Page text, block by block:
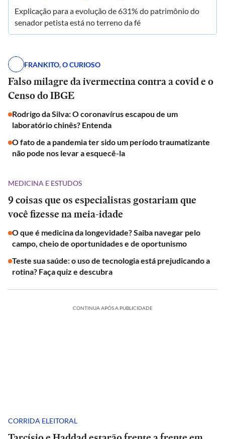
Explicação para a evolução de 631% do patrimônio do
senador petista está no terreno da fé
FRANKITO, O CURIOSO
Falso milagre da ivermectina contra a covid e o
Censo do IBGE
Rodrigo da Silva: O coronavírus escapou de um
laboratório chinês? Entenda
O fato de a pandemia ter sido um período traumatizante
não pode nos levar a esquecê-la
MEDICINA E ESTUDOS
9 coisas que os especialistas gostariam que
você fizesse na meia-idade
O que é medicina da longevidade? Saiba navegar pelo
campo, cheio de oportunidades e de oportunismo
Teste sua saúde: o uso de tecnologia está prejudicando a
rotina? Faça quiz e descubra
CONTINUA APÓS A PUBLICIDADE
CORRIDA ELEITORAL